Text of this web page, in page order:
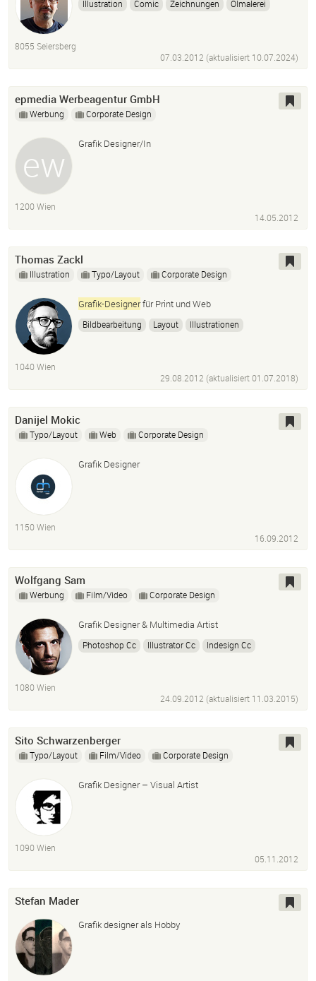
Illustration Comic Zeichnungen
Ölmalerei
8055 Seiersberg
07.03.2012 (aktualisiert 10.07.2024)
epmedia Werbeagentur GmbH
Werbung Corporate Design
Grafik Designer/In
1200 Wien
14.05.2012
Thomas Zackl
Illustration Typo/Layout Corporate Design
Grafik-Designerfür Print und Web
Bildbearbeitung Layout
Illustrationen
1040 Wien
29.08.2012 (aktualisiert01.07.2018)
Danijel Mokic
Typo/Layout Web Corporate Design
Grafik Designer
1150 Wien
16.09.2012
Wolfgang Sam
Werbung Film/Video Corporate Design
Grafik Designer & Multimedia Artist
Photoshop Cc Illustrator Cc
Indesign Cc
Maxon Cinema 4D R.16
HTML CSS
1080 Wien
24.09.2012 (aktualisiert 11.03.2015)
Sito Schwarzenberger
Typo/Layout Film/Video Corporate Design
Grafik Designer – Visual Artist
1090 Wien
05.11.2012
Stefan Mader
Grafik designer als Hobby